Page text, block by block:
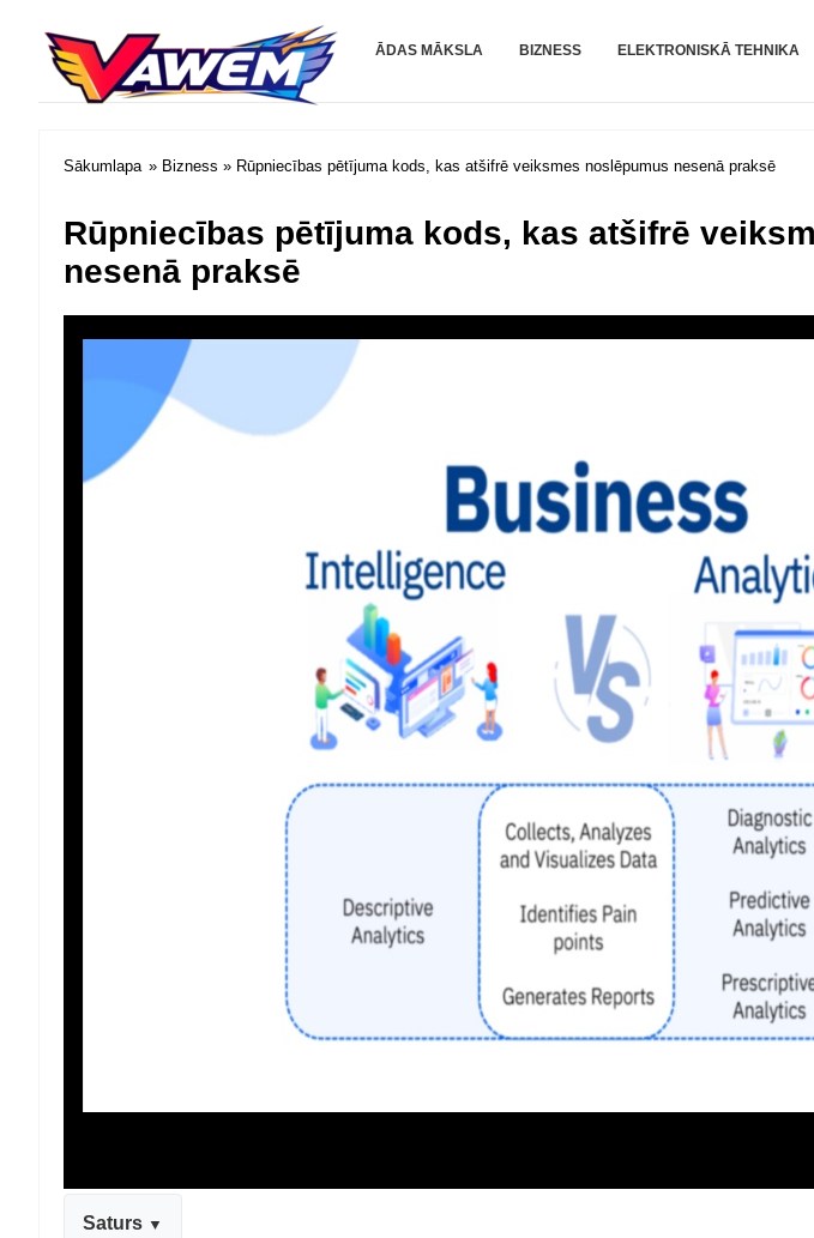
Vawem.com
ĀDAS MĀKSLA BIZNESS ELEKTRONISKĀ TEHNIKA
Sākumlapa » Bizness » Rūpniecības pētījuma kods, kas atšifrē veiksmes noslēpumus nesenā praksē
Rūpniecības pētījuma kods, kas atšifrē
nesenā praksē
Saturs